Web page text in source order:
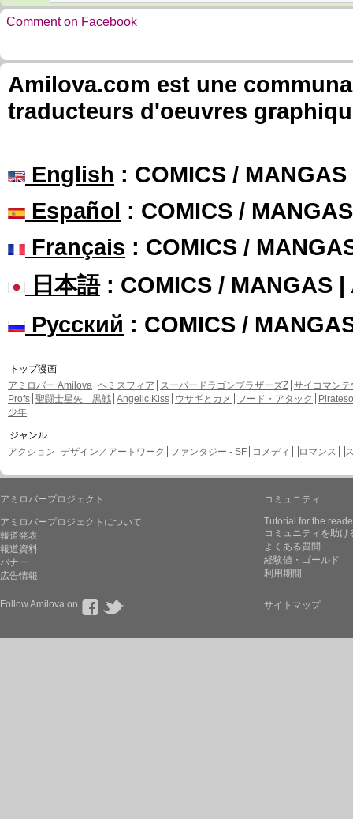
Comment on Facebook
Amilova.com est une
traducteurs d'oeuvres
English : COMICS /
Español : COMICS /
Français : COMICS /
日本語: COMICS / MANGAS |
Русский : COMICS /
トップ漫画
アミロバー Amilova ヘミスフィア スーパードラゴンブラザーズZ サイコマンテ
Profs 聖闘士星矢 黒戦 Angelic Kiss ウサギとカメ フード・アタック
少年
ジャンル
アクション デザイン／アートワーク ファンタジー - SF コメディ ロマンス
アミロバープロジェクト
アミロバープロジェクトについて
報道発表
報道資料
バナー
広告情報
コミュニティ
Tutorial for the
コミュニティを助け
よくある質問
経験値・ゴールド
利用期間
Follow Amilova on サイトマップ